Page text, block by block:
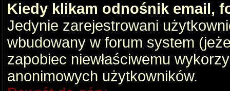
Kiedy klikam odnośnik email,
Jedynie zarejestrowani
wbudowany w forum system
zapobiec niewłaściwemu
anonimowych użytkowników.